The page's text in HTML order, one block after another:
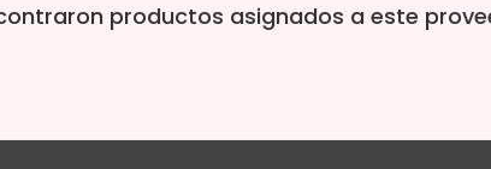
productos asignados a este